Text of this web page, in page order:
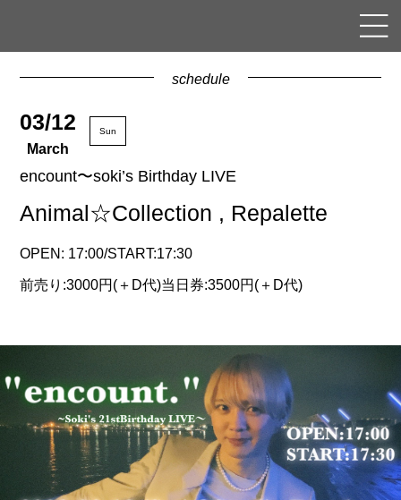
schedule
03/12
March
Sun
encount〜soki’s Birthday LIVE
Animal☆Collection , Repalette
OPEN: 17:00/START:17:30
前売り:3000円(＋D代)当日券:3500円(＋D代)